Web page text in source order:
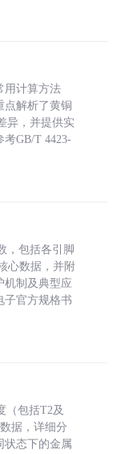
用计算方法
点解析了黄铜
异，并提供实
GB/T 4423-
，包括各引脚
心数据，并附
机制及典型应
子官方规格书
（包括T2及
据，详细分
状态下的金属